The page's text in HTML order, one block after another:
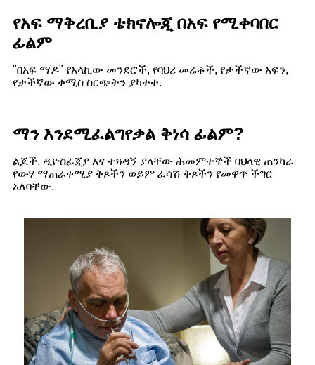
የአፍ ማቅረቢያ ቴክኖሎጂ በአፍ የሚቀባበር
ፊልም
"በአፍ ማዶ" የአላኪው መንደሮች, የባህሪ መሬቶች, የታችኛው አፍን,
የታችኛው ቀሚስ ስርጭትን ያካተተ.
ማን እንደሚፈልግየቃል ቅነሳ ፊልም?
ልጆች, ዲዮስፊጂያ እና ተጓዳኝ ያላቸው ሕመምተኞች ባህላዊ ጠንካራ
የውሃ ማጠራቀሚያ ቅጾችን ወይም ፈሳሽ ቅጾችን የመዋጥ ችግር
አለባቸው.